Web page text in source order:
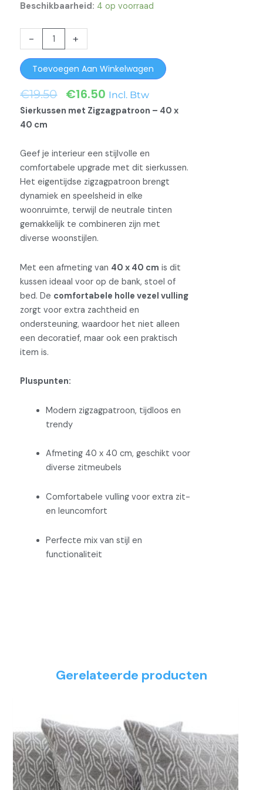
€19.50
Oorspronkelijke
Prijs
€16.50 Huidige
Prijs
Is:
Incl. Btw
Beschikbaarheid: 4 op voorraad
-
Sierkussens
Zigzag
Blauw
aantal
+
Toevoegen Aan Winkelwagen
Sierkussen met Zigzagpatroon – 40 x
40 cm
Geef je interieur een stijlvolle en
comfortabele upgrade met dit sierkussen.
Het eigentijdse zigzagpatroon brengt
dynamiek en speelsheid in elke
woonruimte, terwijl de neutrale tinten
gemakkelijk te combineren zijn met
diverse woonstijlen.
Met een afmeting van 40 x 40 cm is dit
kussen ideaal voor op de bank, stoel of
bed. De comfortabele holle vezel vulling
zorgt voor extra zachtheid en
ondersteuning, waardoor het niet alleen
een decoratief, maar ook een praktisch
item is.
Pluspunten:
Modern zigzagpatroon, tijdloos en
trendy
Afmeting 40 x 40 cm, geschikt voor
diverse zitmeubels
Comfortabele vulling voor extra zit-
en leuncomfort
Perfecte mix van stijl en
functionaliteit
Gerelateerde producten